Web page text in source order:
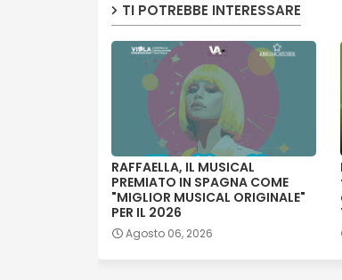
TI POTREBBE INTERESSARE
RAFFAELLA, IL MUSICAL
PREMIATO IN SPAGNA COME
"MIGLIOR MUSICAL ORIGINALE"
PER IL 2026
Agosto 06, 2026